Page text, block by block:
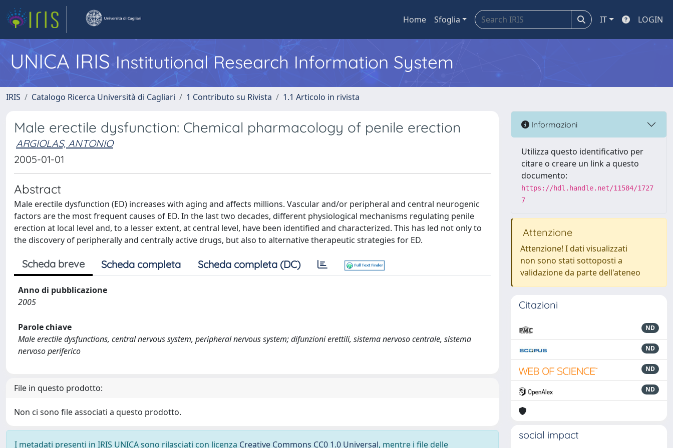
Home Sfoglia IT LOGIN
UNICA IRISInstitutional Research Information System
IRIS Catalogo Ricerca Università di Cagliari 1 Contributo su Rivista 1.1 Articolo in rivista
Male erectile dysfunction: Chemical pharmacology of penile erection
ARGIOLAS, ANTONIO
2005-01-01
Abstract
Male erectile dysfunction (ED) increases with aging and affects millions. Vascular and/or peripheral and central neurogenic
factors are the most frequent causes of ED. In the last two decades, different physiological mechanisms regulating penile
erection at local level and, to a lesser extent, at central level, have been identified and characterized. This has led not only to
the discovery of peripherally and centrally active drugs, but also to alternative therapeutic strategies for ED.
Scheda breve Scheda completa Scheda completa (DC)
Anno di pubblicazione
2005
Parole chiave
Male erectile dysfunctions, central nervous system, peripheral nervous system; difunzioni erettili, sistema nervoso centrale, sistema
nervoso periferico
File in questo prodotto:
Non ci sono file associati a questo prodotto.
I metadati presenti in IRIS UNICA sono rilasciati con licenza Creative Commons CC0 1.0 Universal, mentre i file delle
Informazioni
Utilizza questo identificativo per
citare o creare un link a questo
documento:
https://hdl.handle.net/11584/1727
7
Attenzione
Attenzione! I dati visualizzati
non sono stati sottoposti a
validazione da parte dell'ateneo
Citazioni
ND
ND
ND
ND
social impact